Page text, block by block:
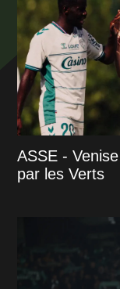
ASSE -
par les Verts